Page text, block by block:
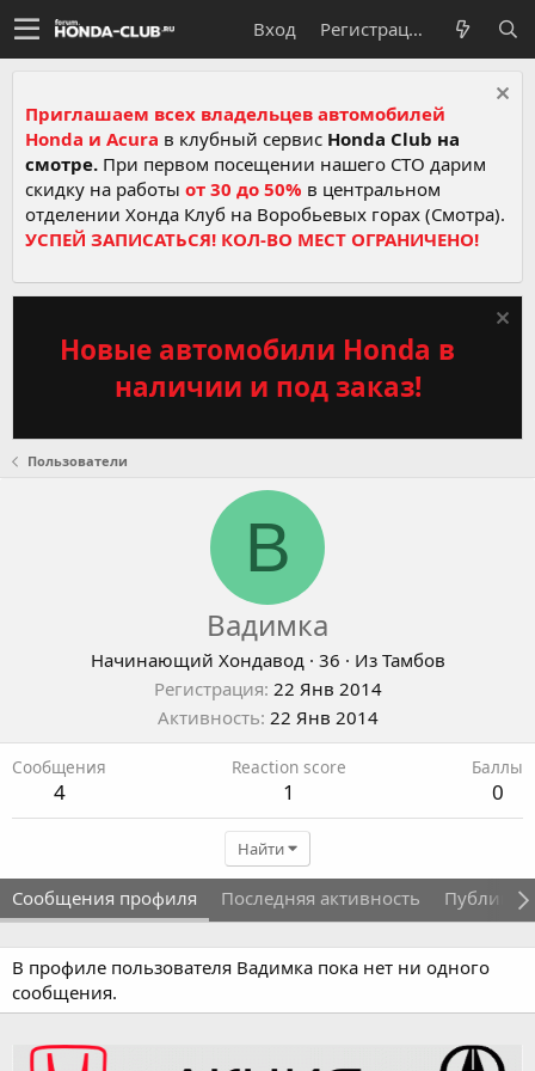
Вход Регистрация
Приглашаем всех владельцев автомобилей
Honda и Acura в клубный сервис Honda Club на
смотре. При первом посещении нашего СТО дарим
скидку на работы от 30 до 50% в центральном
отделении Хонда Клуб на Воробьевых горах (Смотра).
УСПЕЙ ЗАПИСАТЬСЯ! КОЛ-ВО МЕСТ ОГРАНИЧЕНО!
Новые автомобили Honda в
наличии и под заказ!
Пользователи
В
Вадимка
Начинающий Хондавод · 36 · Из Тамбов
Регистрация 22 Янв 2014
Активность 22 Янв 2014
Сообщения
4
Reaction score
1
Баллы
0
Найти
Сообщения профиля Последняя активность
В профиле пользователя Вадимка пока нет ни одного
сообщения.